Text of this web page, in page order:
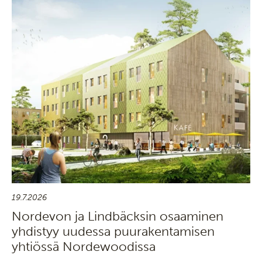
19.7.2026
Nordevon ja Lindbäcksin osaaminen
yhdistyy uudessa puurakentamisen
yhtiössä Nordewoodissa